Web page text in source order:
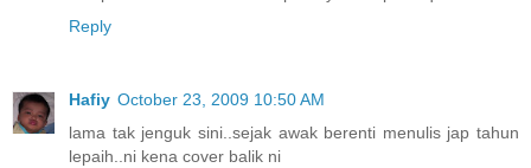
Reply
Hafiy October 23, 2009 10:50 AM
lama tak jenguk sini..sejak awak berenti menulis jap tahun
lepaih..ni kena cover balik ni